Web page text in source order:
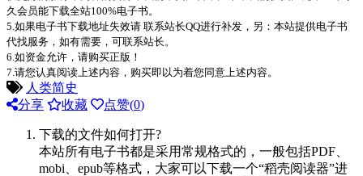
久会员能下载全站100%电子书。
5.如果电子书下载地址失效请 联系站长QQ进行补发，另：本站提供电子书
代找服务，如有需要，可联系站长。
6.如资金允许，请购买正版！
7.请您认真阅读上述内容，购买即以为着您同意上述内容。
人类简史
分享
收藏 点赞(0)
下载的文件如何打开?
本站所有电子书都是采用常规格式的，一般包括PDF、
mobi、epub等格式，大家可以下载一个“稻壳阅读器”进